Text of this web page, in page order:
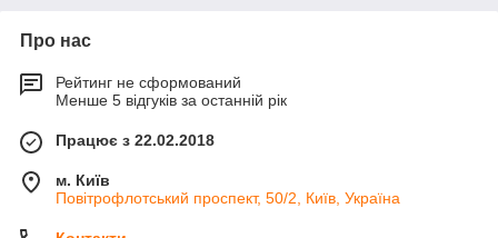
Про нас
Рейтинг не сформований
Менше 5 відгуків за останній рік
Працює з 22.02.2018
м. Київ
Повітрофлотський проспект, 50/2, Київ, Україна